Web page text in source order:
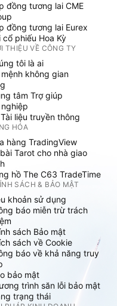
đồng tương lai CME
đồng tương lai Eurex
cổ phiếu Hoa Kỳ
THIỆU VỀ CÔNG TY
tôi là ai
không gian
tâm Trợ giúp
liệu truyền thông
HÓA
hàng TradingView
Tarot cho nhà giao
hồ The C63 TradeTime
SÁCH & BẢO MẬT
khoản sử dụng
báo miễn trừ trách
sách Bảo mật
sách về Cookie
báo về khả năng truy
bảo mật
trình săn lỗi bảo mật
trạng thái